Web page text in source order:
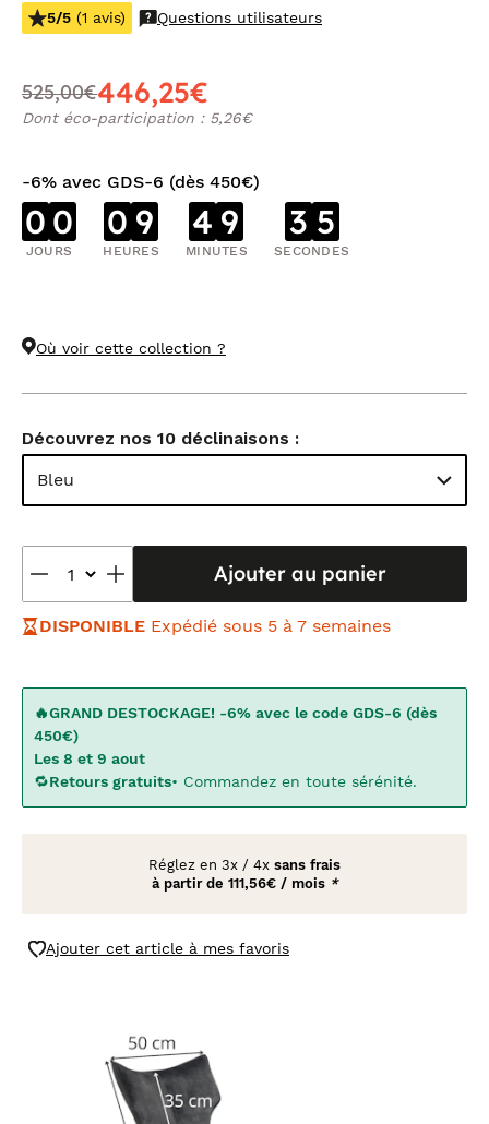
5/5 (1 avis) Questions utilisateurs
525,00€446,25€
Dont éco-participation : 5,26€
-6% avec GDS-6 (dès 450€)
0 0
JOURS
0 9
HEURES
4 9
MINUTES
3 4
SECONDES
Où voir cette collection ?
Découvrez nos 10 déclinaisons :
Bleu
Ajouter au panier
DISPONIBLE Expédié sous 5 à 7 semaines
🔥GRAND DESTOCKAGE! -6% avec le code GDS-6 (dès
450€)
Les 8 et 9 aout
🔁Retours gratuits• Commandez en toute sérénité.
Réglez en 3x / 4x sans frais
à partir de 111,56€ / mois *
Ajouter cet article à mes favoris